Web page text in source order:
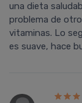
una dieta
problema de
vitaminas. Lo
es suave, hace